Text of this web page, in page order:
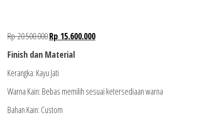
Rp20.500.000Rp 15.600.000
Finish dan Material
Kerangka: Kayu Jati
Warna Kain: Bebas memilih sesuai ketersediaan warna
Bahan Kain: Custom